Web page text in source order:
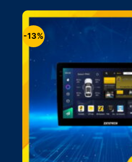
-13%